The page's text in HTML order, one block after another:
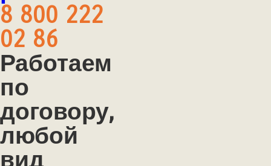
8 800 222
02 86
Работаем
по
договору,
любой
вид